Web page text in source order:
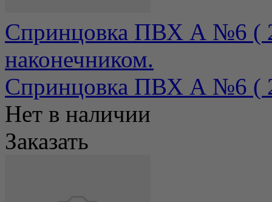
Спринцовка ПВХ А №6 (
наконечником.
Спринцовка ПВХ А №6 (
Нет в наличии
Заказать